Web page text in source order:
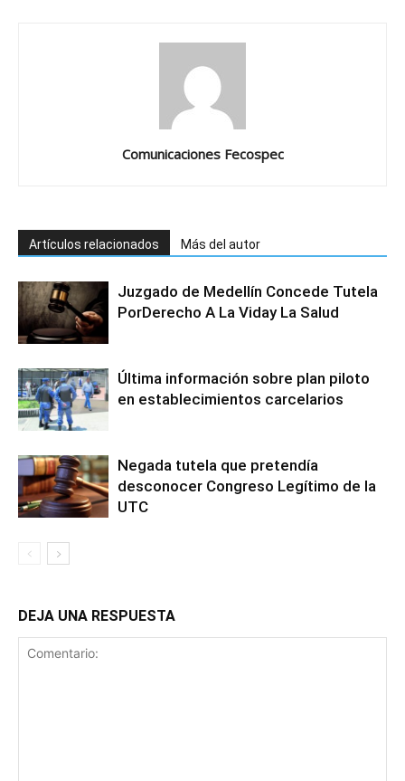
Comunicaciones Fecospec
Artículos relacionados Más del autor
Juzgado de Medellín Concede Tutela
PorDerecho A La Viday La Salud
Última información sobre plan piloto
en establecimientos carcelarios
Negada tutela que pretendía
desconocer Congreso Legítimo de la
UTC
DEJA UNA RESPUESTA